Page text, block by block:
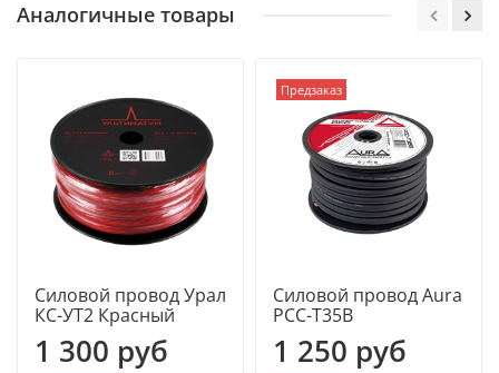
Аналогичные товары
Силовой провод Урал
КС-УТ2 Красный
1 300 руб
Предзаказ
Силовой провод Aura
PCC-T35B
1 250 руб